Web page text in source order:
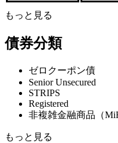
もっと見る
債券分類
ゼロクーポン債
Senior Unsecured
STRIPS
Registered
非複雑金融商品（
もっと見る